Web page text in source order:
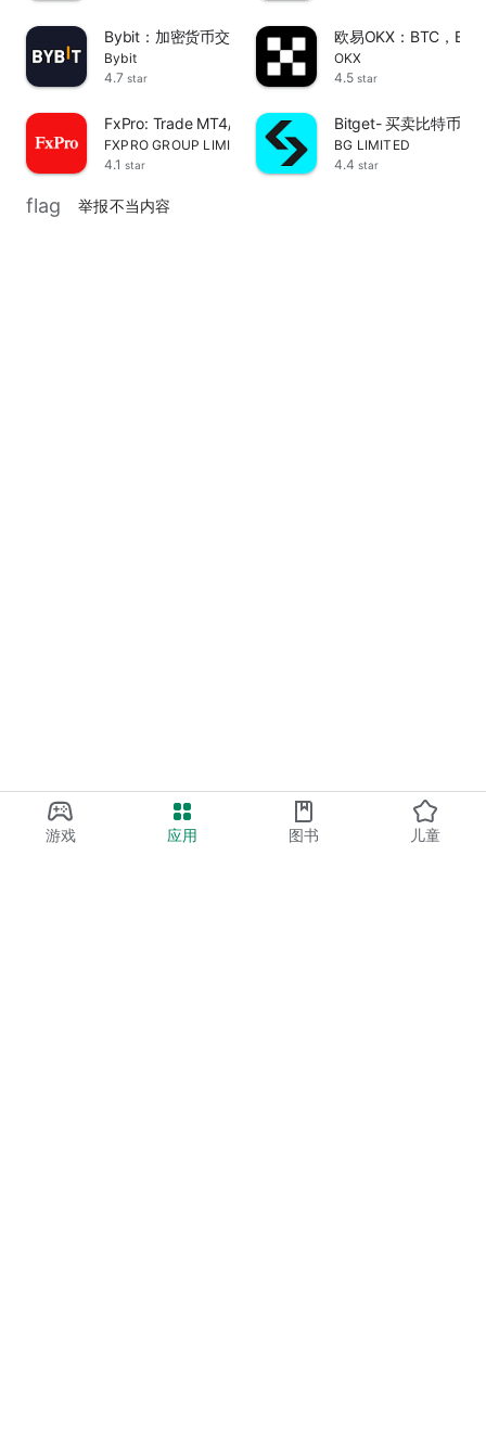
游戏 应用 图书 儿童
Bybit：加密货币交易平台
Bybit
4.7 star
欧易OKX：BTC，
OKX
4.5 star
FxPro: Trade MT4/5 Accounts
FXPRO GROUP LIMITED
4.1 star
Bitget- 买卖比特币/以
BG LIMITED
4.4 star
flag 举报不当内容